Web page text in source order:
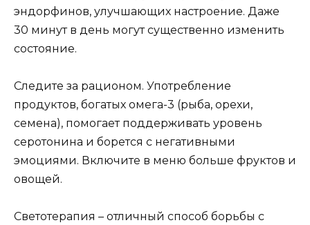
эндорфинов, улучшающих настроение. Даже
30 минут в день могут существенно изменить
состояние.
Следите за рационом. Употребление
продуктов, богатых омега-3 (рыба, орехи,
семена), помогает поддерживать уровень
серотонина и борется с негативными
эмоциями. Включите в меню больше фруктов и
овощей.
Светотерапия – отличный способ борьбы с